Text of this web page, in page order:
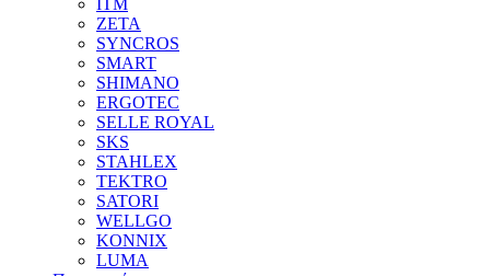
ITM
ZETA
SYNCROS
SMART
SHIMANO
ERGOTEC
SELLE ROYAL
SKS
STAHLEX
TEKTRO
SATORI
WELLGO
KONNIX
LUMA